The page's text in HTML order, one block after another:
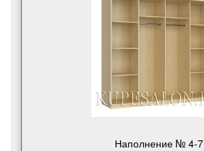
Наполнение № 4-7